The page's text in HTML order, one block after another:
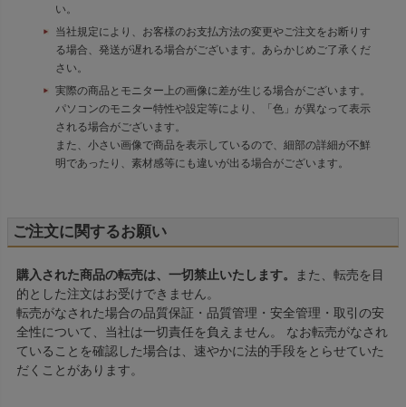
い。
当社規定により、お客様のお支払方法の変更やご注文をお断りす
る場合、発送が遅れる場合がございます。あらかじめご了承くだ
さい。
実際の商品とモニター上の画像に差が生じる場合がございます。
パソコンのモニター特性や設定等により、「色」が異なって表示
される場合がございます。
また、小さい画像で商品を表示しているので、細部の詳細が不鮮
明であったり、素材感等にも違いが出る場合がございます。
ご注文に関するお願い
購入された商品の転売は、一切禁止いたします。
また、転売を目
的とした注文はお受けできません。
転売がなされた場合の品質保証・品質管理・安全管理・取引の安
全性について、当社は一切責任を負えません。 なお転売がなされ
ていることを確認した場合は、速やかに法的手段をとらせていた
だくことがあります。